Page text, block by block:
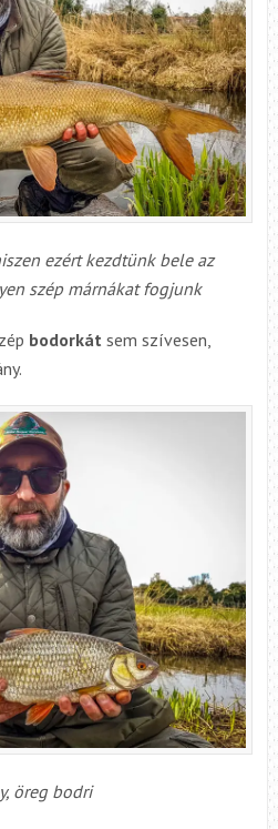
ezért kezdtünk bele az
szép márnákat fogjunk
bodorkát sem szívesen,
öreg bodri